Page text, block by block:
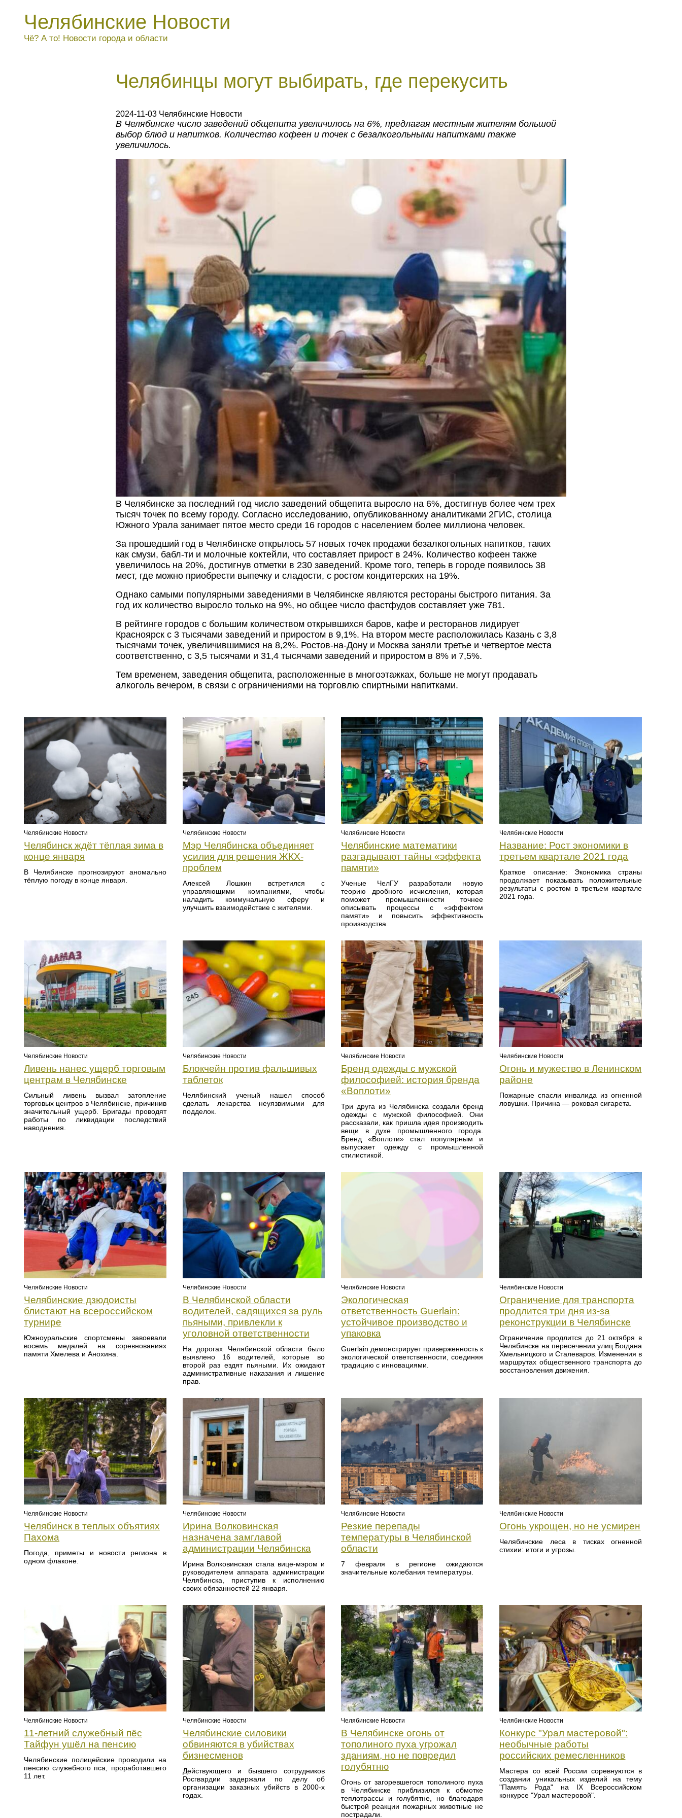
Челябинские Новости
Чё? А то! Новости города и области
Челябинцы могут выбирать, где перекусить
2024-11-03 Челябинские Новости
В Челябинске число заведений общепита увеличилось на 6%, предлагая местным жителям большой
выбор блюд и напитков. Количество кофеен и точек с безалкогольными напитками также
увеличилось.
В Челябинске за последний год число заведений общепита выросло на 6%, достигнув более чем трех
тысяч точек по всему городу. Согласно исследованию, опубликованному аналитиками 2ГИС, столица
Южного Урала занимает пятое место среди 16 городов с населением более миллиона человек.
За прошедший год в Челябинске открылось 57 новых точек продажи безалкогольных напитков, таких
как смузи, бабл-ти и молочные коктейли, что составляет прирост в 24%. Количество кофеен также
увеличилось на 20%, достигнув отметки в 230 заведений. Кроме того, теперь в городе появилось 38
мест, где можно приобрести выпечку и сладости, с ростом кондитерских на 19%.
Однако самыми популярными заведениями в Челябинске являются рестораны быстрого питания. За
год их количество выросло только на 9%, но общее число фастфудов составляет уже 781.
В рейтинге городов с большим количеством открывшихся баров, кафе и ресторанов лидирует
Красноярск с 3 тысячами заведений и приростом в 9,1%. На втором месте расположилась Казань с 3,8
тысячами точек, увеличившимися на 8,2%. Ростов-на-Дону и Москва заняли третье и четвертое места
соответственно, с 3,5 тысячами и 31,4 тысячами заведений и приростом в 8% и 7,5%.
Тем временем, заведения общепита, расположенные в многоэтажках, больше не могут продавать
алкоголь вечером, в связи с ограничениями на торговлю спиртными напитками.
Челябинские Новости
Челябинск ждёт тёплая зима в
конце января
В Челябинске прогнозируют аномально
тёплую погоду в конце января.
Челябинские Новости
Мэр Челябинска объединяет
усилия для решения ЖКХ-
проблем
Алексей Лошкин встретился с
управляющими компаниями, чтобы
наладить коммунальную сферу и
улучшить взаимодействие с жителями.
Челябинские Новости
Челябинские математики
разгадывают тайны «эффекта
памяти»
Ученые ЧелГУ разработали новую
теорию дробного исчисления, которая
поможет промышленности точнее
описывать процессы с «эффектом
памяти» и повысить эффективность
производства.
Челябинские Новости
Название: Рост экономики в
третьем квартале 2021 года
Краткое описание: Экономика страны
продолжает показывать положительные
результаты с ростом в третьем квартале
2021 года.
Челябинские Новости
Ливень нанес ущерб торговым
центрам в Челябинске
Сильный ливень вызвал затопление
торговых центров в Челябинске, причинив
значительный ущерб. Бригады проводят
работы по ликвидации последствий
наводнения.
Челябинские Новости
Блокчейн против фальшивых
таблеток
Челябинский ученый нашел способ
сделать лекарства неуязвимыми для
подделок.
Челябинские Новости
Бренд одежды с мужской
философией: история бренда
«Воплоти»
Три друга из Челябинска создали бренд
одежды с мужской философией. Они
рассказали, как пришла идея производить
вещи в духе промышленного города.
Бренд «Воплоти» стал популярным и
выпускает одежду с промышленной
стилистикой.
Челябинские Новости
Огонь и мужество в Ленинском
районе
Пожарные спасли инвалида из огненной
ловушки. Причина — роковая сигарета.
Челябинские Новости
Челябинские дзюдоисты
блистают на всероссийском
турнире
Южноуральские спортсмены завоевали
восемь медалей на соревнованиях
памяти Хмелева и Анохина.
Челябинские Новости
В Челябинской области
водителей, садящихся за руль
пьяными, привлекли к
уголовной ответственности
На дорогах Челябинской области было
выявлено 16 водителей, которые во
второй раз ездят пьяными. Их ожидают
административные наказания и лишение
прав.
Челябинские Новости
Экологическая
ответственность Guerlain:
устойчивое производство и
упаковка
Guerlain демонстрирует приверженность к
экологической ответственности, соединяя
традицию с инновациями.
Челябинские Новости
Ограничение для транспорта
продлится три дня из-за
реконструкции в Челябинске
Ограничение продлится до 21 октября в
Челябинске на пересечении улиц Богдана
Хмельницкого и Сталеваров. Изменения в
маршрутах общественного транспорта до
восстановления движения.
Челябинские Новости
Челябинск в теплых объятиях
Пахома
Погода, приметы и новости региона в
одном флаконе.
Челябинские Новости
Ирина Волковинская
назначена замглавой
администрации Челябинска
Ирина Волковинская стала вице-мэром и
руководителем аппарата администрации
Челябинска, приступив к исполнению
своих обязанностей 22 января.
Челябинские Новости
Резкие перепады
температуры в Челябинской
области
7 февраля в регионе ожидаются
значительные колебания температуры.
Челябинские Новости
Огонь укрощен, но не усмирен
Челябинские леса в тисках огненной
стихии: итоги и угрозы.
Челябинские Новости
11-летний служебный пёс
Тайфун ушёл на пенсию
Челябинские полицейские проводили на
пенсию служебного пса, проработавшего
11 лет.
Челябинские Новости
Челябинские силовики
обвиняются в убийствах
бизнесменов
Действующего и бывшего сотрудников
Росгвардии задержали по делу об
организации заказных убийств в 2000-х
годах.
Челябинские Новости
В Челябинске огонь от
тополиного пуха угрожал
зданиям, но не повредил
голубятню
Огонь от загоревшегося тополиного пуха
в Челябинске приблизился к обмотке
теплотрассы и голубятне, но благодаря
быстрой реакции пожарных животные не
пострадали.
Челябинские Новости
Конкурс "Урал мастеровой":
необычные работы
российских ремесленников
Мастера со всей России соревнуются в
создании уникальных изделий на тему
"Память Рода" на IX Всероссийском
конкурсе "Урал мастеровой".